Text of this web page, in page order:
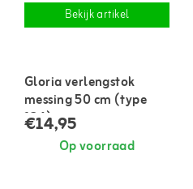
Bekijk artikel
Gloria verlengstok
messing 50 cm (type
124)
€14,95
Op voorraad